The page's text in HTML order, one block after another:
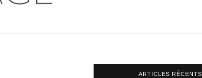
ARTICLES RÉCENTS